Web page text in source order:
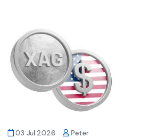
03 Jul 2026 Peter